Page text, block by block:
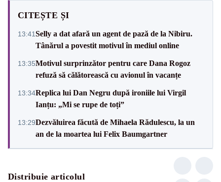
CITEȘTE ȘI
13:41Selly a dat afară un agent de pază de la Nibiru.
Tânărul a povestit motivul în mediul online
13:35Motivul surprinzător pentru care Dana Rogoz
refuză să călătorească cu avionul în vacanțe
13:34Replica lui Dan Negru după ironiile lui Virgil
Ianțu: „Mi se rupe de toți”
13:29Dezvăluirea făcută de Mihaela Rădulescu, la un
an de la moartea lui Felix Baumgartner
Distribuie articolul